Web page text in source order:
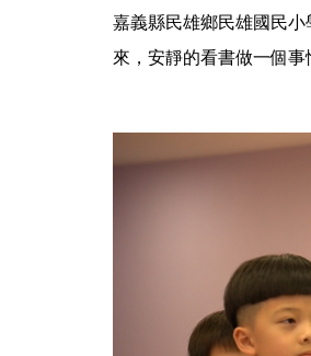
嘉義縣民雄鄉民雄國民
來，安靜的看書做一個事